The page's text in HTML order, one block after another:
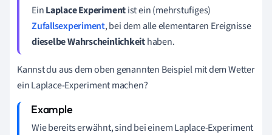
EinLaplace Experimentist ein (mehrstufiges)
Zufallsexperiment, bei dem alle elementaren Ereignisse
dieselbe Wahrscheinlichkeithaben.
Kannst du aus dem oben genannten Beispiel mit dem Wetter
ein Laplace-Experiment machen?
Wie bereits erwähnt, sind bei einem Laplace-Experiment